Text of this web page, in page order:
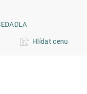
Hlídat cenu